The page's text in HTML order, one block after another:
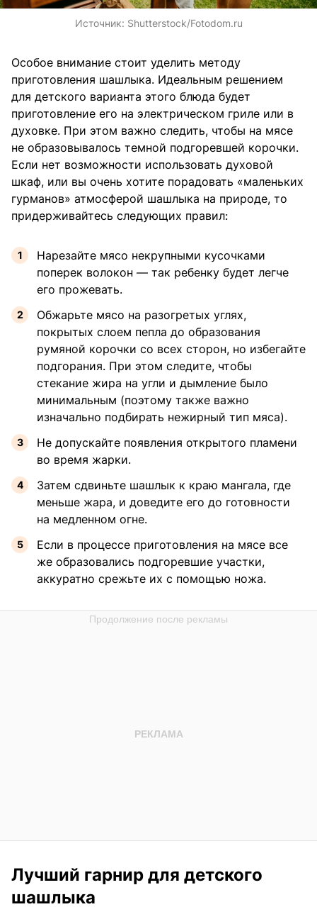
Источник: Shutterstock/Fotodom.ru
Особое внимание стоит уделить методу
приготовления шашлыка. Идеальным решением
для детского варианта этого блюда будет
приготовление его на электрическом гриле или в
духовке. При этом важно следить, чтобы на мясе
не образовывалось темной подгоревшей корочки.
Если нет возможности использовать духовой
шкаф, или вы очень хотите порадовать «маленьких
гурманов» атмосферой шашлыка на природе, то
придерживайтесь следующих правил:
Нарезайте мясо некрупными кусочками
поперек волокон — так ребенку будет легче
его прожевать.
Обжарьте мясо на разогретых углях,
покрытых слоем пепла до образования
румяной корочки со всех сторон, но избегайте
подгорания. При этом следите, чтобы
стекание жира на угли и дымление было
минимальным (поэтому также важно
изначально подбирать нежирный тип мяса).
Не допускайте появления открытого пламени
во время жарки.
Затем сдвиньте шашлык к краю мангала, где
меньше жара, и доведите его до готовности
на медленном огне.
Если в процессе приготовления на мясе все
же образовались подгоревшие участки,
аккуратно срежьте их с помощью ножа.
Лучший гарнир для детского
шашлыка